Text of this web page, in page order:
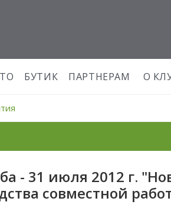
БУТИК ПАРТНЕРАМ О
- 31 июля 2012 г.
совместной